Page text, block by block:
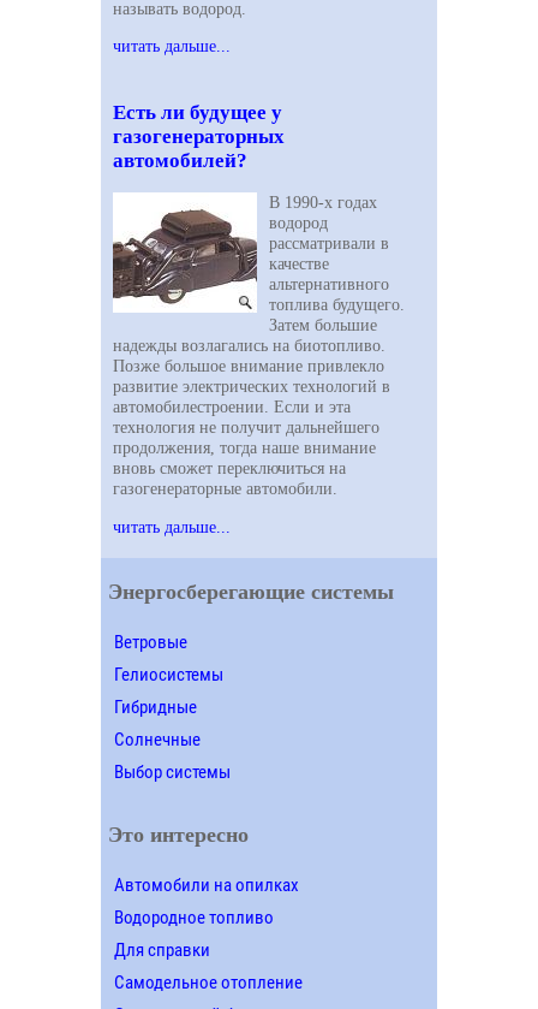
называть водород.
читать дальше...
Есть ли будущее у
газогенераторных
автомобилей?
В 1990-х годах
водород
рассматривали в
качестве
альтернативного
топлива будущего.
Затем большие
надежды возлагались на биотопливо.
Позже большое внимание привлекло
развитие электрических технологий в
автомобилестроении. Если и эта
технология не получит дальнейшего
продолжения, тогда наше внимание
вновь сможет переключиться на
газогенераторные автомобили.
читать дальше...
Энергосберегающие системы
Ветровые
Гелиосистемы
Гибридные
Солнечные
Выбор системы
Это интересно
Автомобили на опилках
Водородное топливо
Для справки
Самодельное отопление